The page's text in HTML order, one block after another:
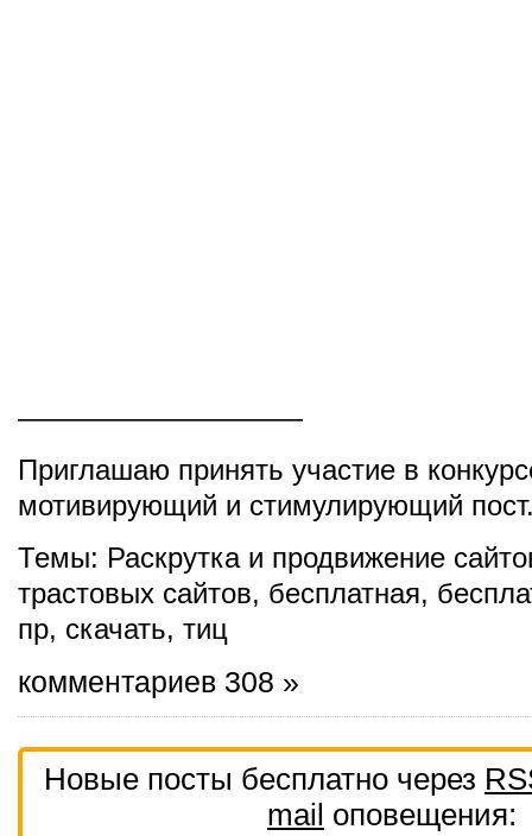
——————————
Приглашаю принять участие в
мотивирующий и стимулирующий
Темы: Раскрутка и продвижение
трастовых сайтов, бесплатная,
пр, скачать, тиц
комментариев 308 »
Новые посты бесплатно через
mail оповещения: